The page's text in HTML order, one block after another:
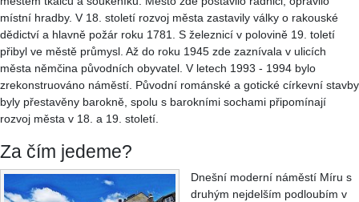
místní hradby. V 18. století rozvoj města zastavily války o rakouské
dědictví a hlavně požár roku 1781. S železnicí v polovině 19. toletí
přibyl ve městě průmysl. Až do roku 1945 zde zaznívala v ulicích
města němčina původních obyvatel. V letech 1993 - 1994 bylo
zrekonstruováno náměstí. Původní románské a gotické církevní stavby
byly přestavěny barokně, spolu s barokními sochami připomínají
rozvoj města v 18. a 19. století.
Za čím jedeme?
Dnešní moderní náměstí Míru s
druhým nejdelším podloubím v